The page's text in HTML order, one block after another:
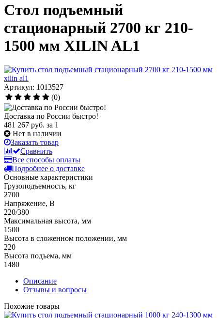
Стол подъемный
стационарный 2700 кг 210-
1500 мм XILIN AL1
Артикул: 1013527
(0)
Доставка по России быстро!
481 267 руб. за 1
Нет в наличии
Заказать товар
Сравнить
Все способы оплаты
Подробнее о доставке
Основные характеристики
Грузоподъемность, кг
2700
Напряжение, В
220/380
Максимальная высота, мм
1500
Высота в сложенном положении, мм
220
Высота подъема, мм
1480
Описание
Отзывы и вопросы
Похожие товары